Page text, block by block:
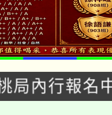
8/29、30在
!
時於龍潭區
局內行報名
日，桃園電